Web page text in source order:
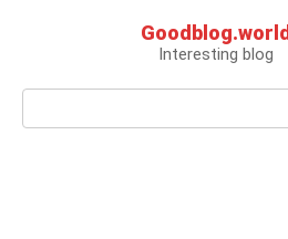
Goodblog.world
Interesting blog
Поиск: